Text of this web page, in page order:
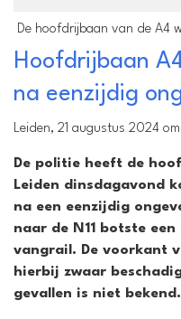
De hoofdrijbaan van de A4
Hoofdrijbaan
na eenzijdig
Leiden, 21 augustus 2024
De politie heeft de
Leiden dinsdagavond
na een eenzijdig
naar de N11 botste
vangrail. De voorkant
hierbij zwaar
gevallen is niet bekend.